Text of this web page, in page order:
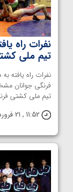
نفرات راه
تیم ملی
نفرات راه یافته
فرنگی جوانان
تیم ملی کشتی
11:52 , 21 فروردین 00